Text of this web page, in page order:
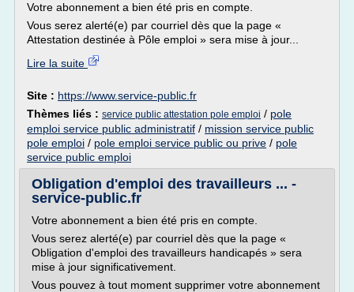
Votre abonnement a bien été pris en compte.
Vous serez alerté(e) par courriel dès que la page «
Attestation destinée à Pôle emploi » sera mise à jour...
Lire la suite
Site : https://www.service-public.fr
Thèmes liés : service public attestation pole emploi / pole
emploi service public administratif / mission service public
pole emploi / pole emploi service public ou prive / pole
service public emploi
Obligation d'emploi des travailleurs ... -
service-public.fr
Votre abonnement a bien été pris en compte.
Vous serez alerté(e) par courriel dès que la page «
Obligation d'emploi des travailleurs handicapés » sera
mise à jour significativement.
Vous pouvez à tout moment supprimer votre abonnement